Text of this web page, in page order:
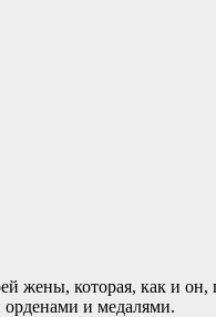
жены, которая, как и
и медалями.